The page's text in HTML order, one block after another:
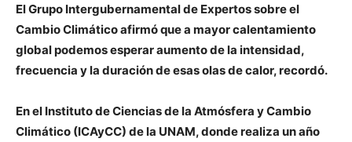
El Grupo Intergubernamental de Expertos sobre el
Cambio Climático afirmó que a mayor calentamiento
global podemos esperar aumento de la intensidad,
frecuencia y la duración de esas olas de calor, recordó.
En el Instituto de Ciencias de la Atmósfera y Cambio
Climático (ICAyCC) de la UNAM, donde realiza un año